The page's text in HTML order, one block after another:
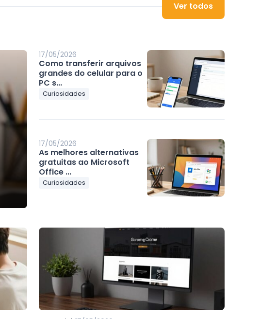
Ver todos
17/05/2026
Como transferir arquivos
grandes do celular para o
PC s...
Curiosidades
17/05/2026
As melhores alternativas
gratuitas ao Microsoft
Office ...
Curiosidades